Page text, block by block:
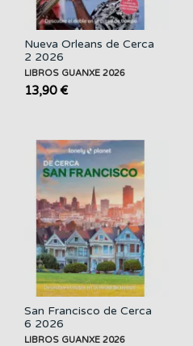
Nueva Orleans de Cerca
2 2026
LIBROS GUANXE 2026
13,90 €
San Francisco de Cerca
6 2026
LIBROS GUANXE 2026